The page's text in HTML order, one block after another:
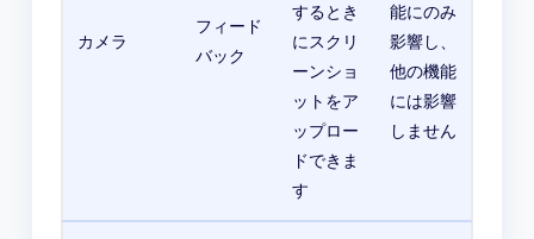
カメラ
フィード
バック
するとき
にスクリ
ーンショ
ットをア
ップロー
ドできま
す
能にのみ
影響し、
他の機能
には影響
しません